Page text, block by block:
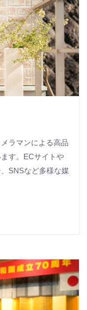
ラマンによる高品
す。ECサイトや
SNSなど多様な媒